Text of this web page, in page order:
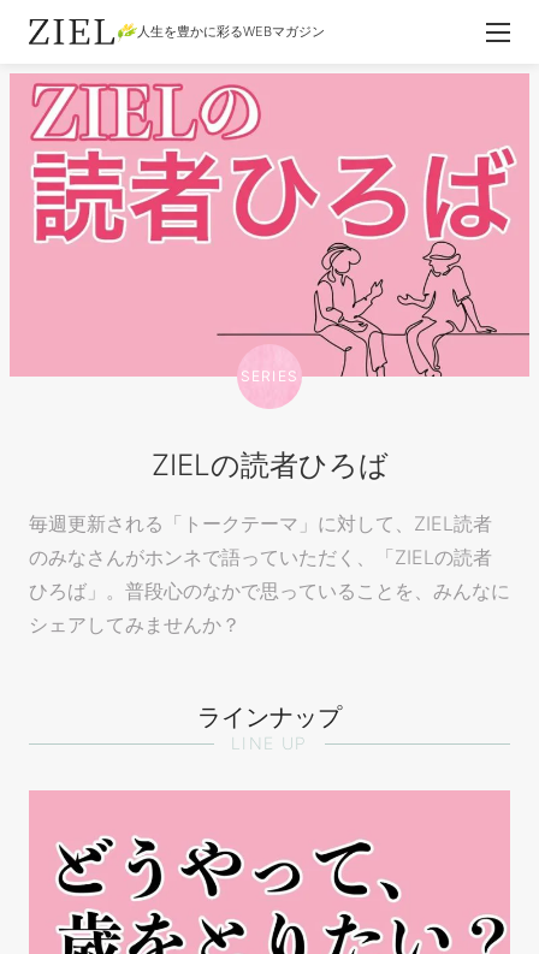
人生を豊かに彩るWEBマガジン
SERIES
ZIELの読者ひろば
毎週更新される「トークテーマ」に対して、ZIEL読者
のみなさんがホンネで語っていただく、「ZIELの読者
ひろば」。普段心のなかで思っていることを、みんなに
シェアしてみませんか？
ラインナップ
LINE UP